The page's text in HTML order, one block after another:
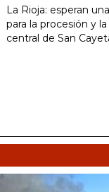
La Rioja: esperan
para la procesión y
central de San